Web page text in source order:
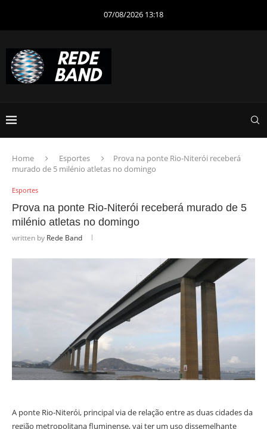
07/08/2026 13:18
Home Esportes
Prova na ponte Rio-Niterói receberá
murado de 5 milénio atletas no domingo
Esportes
Prova na ponte Rio-Niterói receberá murado de 5
milénio atletas no domingo
written by Rede Band
A ponte Rio-Niterói, principal via de relação entre as duas cidades da
região metropolitana fluminense, vai ter um uso dissemelhante